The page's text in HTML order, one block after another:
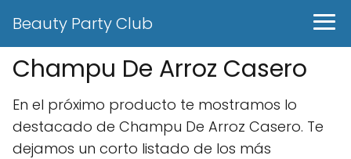
Beauty Party Club
Champu De Arroz Casero
En el próximo producto te mostramos lo
destacado de Champu De Arroz Casero. Te
dejamos un corto listado de los más